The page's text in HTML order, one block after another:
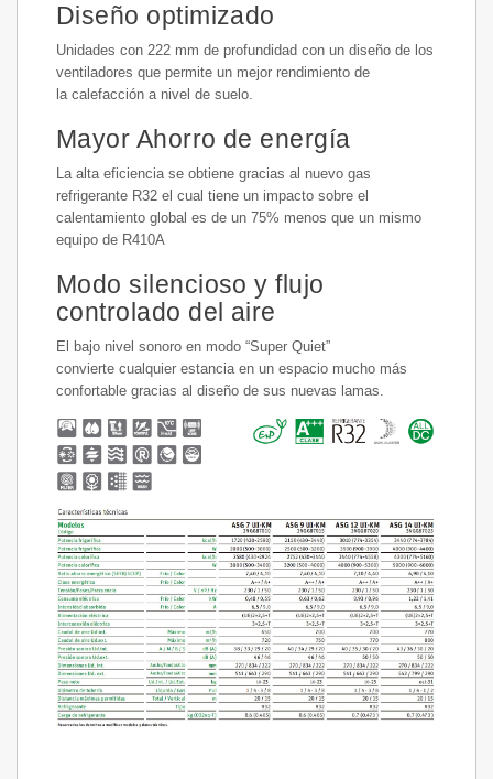
Diseño optimizado
Unidades con 222 mm de profundidad con un diseño de los
ventiladores que permite un mejor rendimiento de
la calefacción a nivel de suelo.
Mayor Ahorro de energía
La alta eficiencia se obtiene gracias al nuevo gas
refrigerante R32 el cual tiene un impacto sobre el
calentamiento global es de un 75% menos que un mismo
equipo de R410A
Modo silencioso y flujo
controlado del aire
El bajo nivel sonoro en modo “Super Quiet”
convierte cualquier estancia en un espacio mucho más
confortable gracias al diseño de sus nuevas lamas.